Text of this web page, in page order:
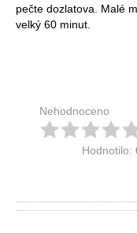
pečte dozlatova. Malé
velký 60 minut.
Nehodnoceno
Hodnotilo: